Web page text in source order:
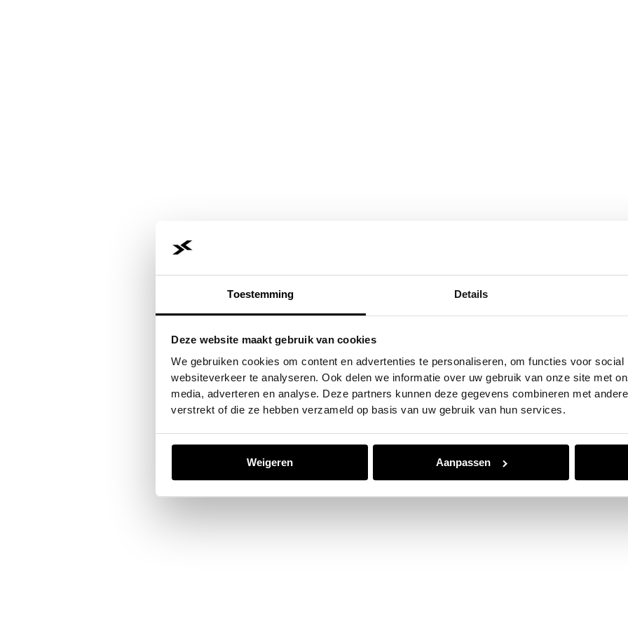
Toestemming Details
Deze website maakt gebruik van cookies
We gebruiken cookies om content en advertenties te personaliseren, om functies voor
websiteverkeer te analyseren. Ook delen we informatie over uw gebruik van onze site met
media, adverteren en analyse. Deze partners kunnen deze gegevens combineren met
verstrekt of die ze hebben verzameld op basis van uw gebruik van hun services.
Weigeren Aanpassen
Application error: aclient-side exception has occurred while loadingwww.jvk.nl(see the